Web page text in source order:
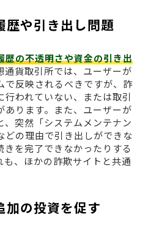
や引き出し問題
歴の不透明さや資金の引き出
通貨取引所では、ユーザーが
で反映されるべきですが、詐
われていない、または取引
あります。また、ユーザーが
、突然「システムメンテナン
どの理由で引き出しができな
きを完了できなかったりする
も、ほかの詐欺サイトと共通
加の投資を促す